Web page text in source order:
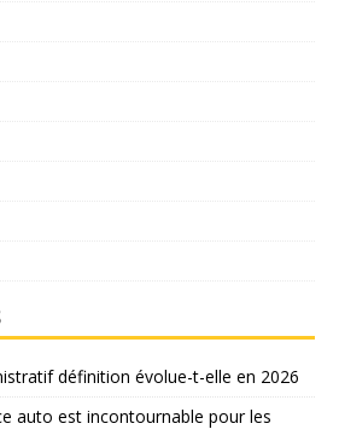
définition évolue-t-elle en 2026
auto est incontournable pour les